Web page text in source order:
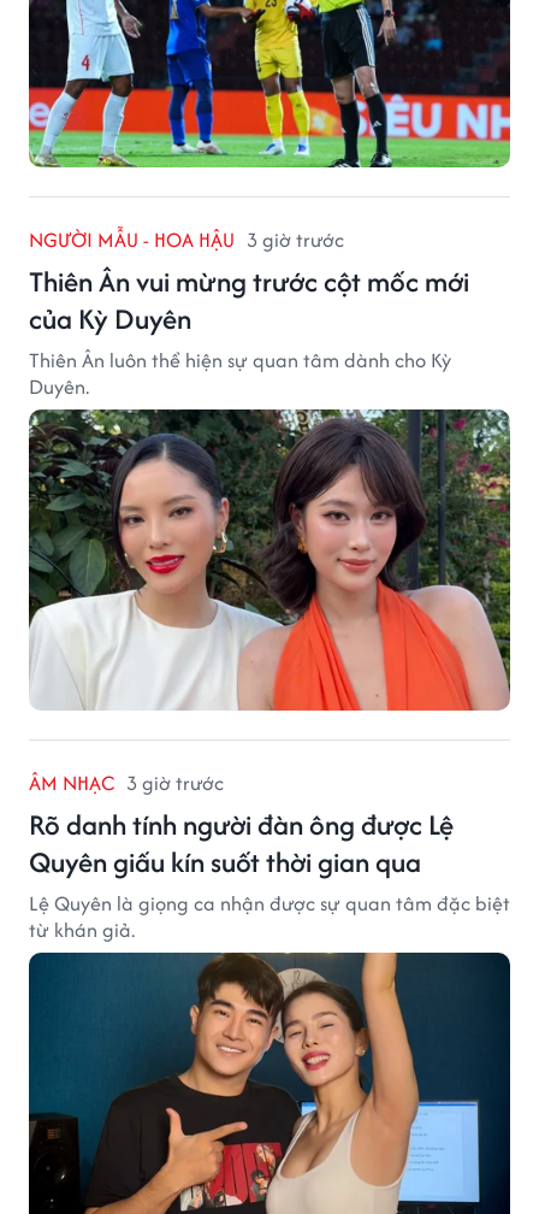
NGƯỜI MẪU - HOA HẬU 3 giờ trước
Thiên Ân vui mừng trước cột mốc mới
của Kỳ Duyên
Thiên Ân luôn thể hiện sự quan tâm dành cho Kỳ
Duyên.
ÂM NHẠC 3 giờ trước
Rõ danh tính người đàn ông được Lệ
Quyên giấu kín suốt thời gian qua
Lệ Quyên là giọng ca nhận được sự quan tâm đặc biệt
từ khán giả.